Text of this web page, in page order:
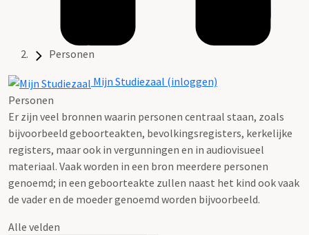
Personen
Mijn Studiezaal (inloggen)
Personen
Er zijn veel bronnen waarin personen centraal staan, zoals
bijvoorbeeld geboorteakten, bevolkingsregisters, kerkelijke
registers, maar ook in vergunningen en in audiovisueel
materiaal. Vaak worden in een bron meerdere personen
genoemd; in een geboorteakte zullen naast het kind ook vaak
de vader en de moeder genoemd worden bijvoorbeeld.
Alle velden